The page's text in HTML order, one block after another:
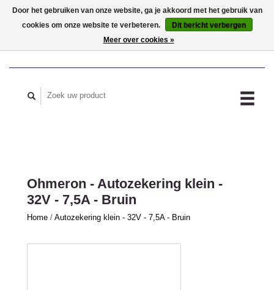
MIJN ACCOUNT
Ohmeron - Autozekering klein -
32V - 7,5A - Bruin
Home / Autozekering klein - 32V - 7,5A - Bruin
Door het gebruiken van onze website, ga je akkoord met het gebruik van
cookies om onze website te verbeteren.
Dit bericht verbergen
Meer over cookies »